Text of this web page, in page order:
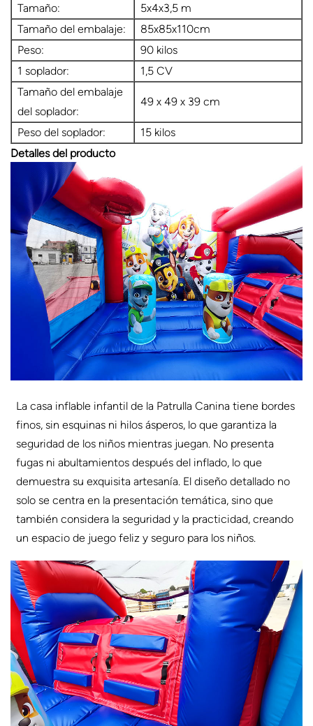
Tamaño:
5x4x3,5 m
Tamaño del embalaje:
85x85x110cm
Peso:
90 kilos
1 soplador:
1,5 CV
Tamaño del embalaje
del soplador:
49 x 49 x 39 cm
Peso del soplador:
15 kilos
Detalles del producto
La casa inflable infantil de la Patrulla Canina tiene bordes
finos, sin esquinas ni hilos ásperos, lo que garantiza la
seguridad de los niños mientras juegan. No presenta
fugas ni abultamientos después del inflado, lo que
demuestra su exquisita artesanía. El diseño detallado no
solo se centra en la presentación temática, sino que
también considera la seguridad y la practicidad, creando
un espacio de juego feliz y seguro para los niños.